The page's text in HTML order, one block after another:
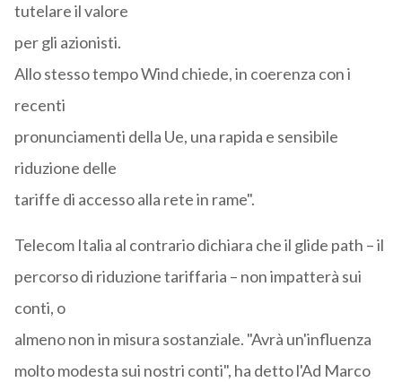
tutelare il valore
per gli azionisti.
Allo stesso tempo Wind chiede, in coerenza con i
recenti
pronunciamenti della Ue, una rapida e sensibile
riduzione delle
tariffe di accesso alla rete in rame".
Telecom Italia al contrario dichiara che il glide path – il
percorso di riduzione tariffaria – non impatterà sui
conti, o
almeno non in misura sostanziale. "Avrà un'influenza
molto modesta sui nostri conti", ha detto l'Ad Marco